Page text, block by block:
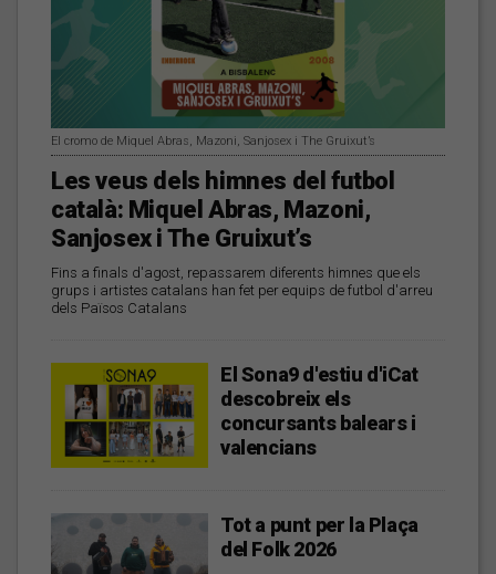
El cromo de Miquel Abras, Mazoni, Sanjosex i The Gruixut’s
Les veus dels himnes del futbol
català: Miquel Abras, Mazoni,
Sanjosex i The Gruixut’s
Fins a finals d'agost, repassarem diferents himnes que els
grups i artistes catalans han fet per equips de futbol d'arreu
dels Països Catalans
El Sona9 d'estiu d'iCat
descobreix els
concursants balears i
valencians
Tot a punt per la Plaça
del Folk 2026